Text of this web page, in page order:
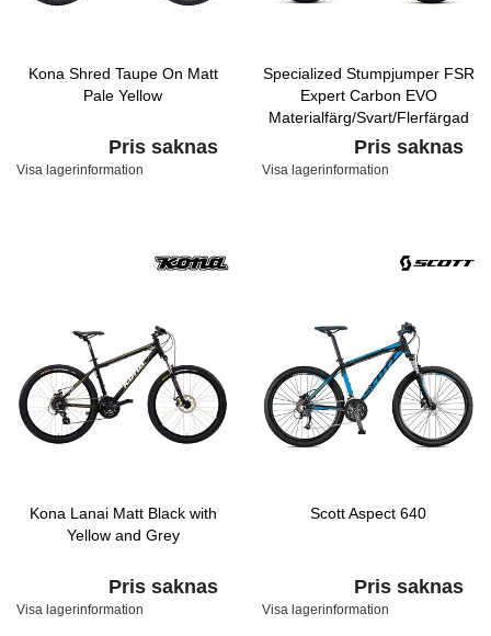
Kona Shred Taupe On Matt
Pale Yellow
Pris saknas
Visa lagerinformation
Specialized Stumpjumper FSR
Expert Carbon EVO
Materialfärg/Svart/Flerfärgad
Pris saknas
Visa lagerinformation
Kona Lanai Matt Black with
Yellow and Grey
Pris saknas
Visa lagerinformation
Scott Aspect 640
Pris saknas
Visa lagerinformation